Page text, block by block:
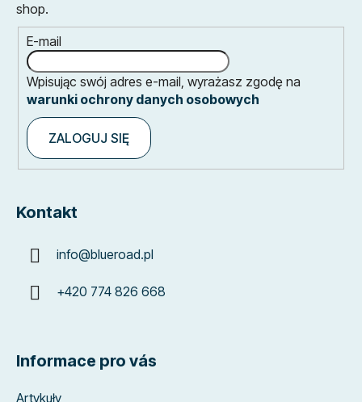
shop.
E-mail
Wpisując swój adres e-mail, wyrażasz zgodę na
warunki ochrony danych osobowych
ZALOGUJ SIĘ
Kontakt
info@blueroad.pl
+420 774 826 668
Informace pro vás
Artykuły